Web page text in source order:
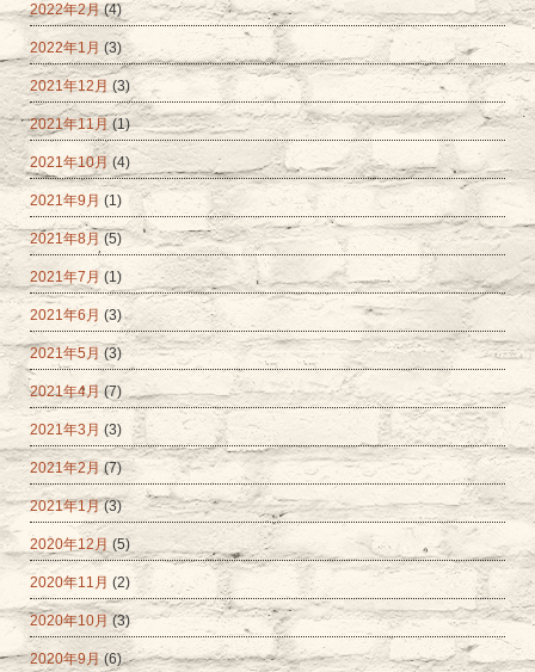
2022年2月(4)
2022年1月 (3)
2021年12月 (3)
2021年11月(1)
2021年10月 (4)
2021年9月 (1)
2021年8月 (5)
2021年7月 (1)
2021年6月 (3)
2021年5月 (3)
2021年4月(7)
2021年3月 (3)
2021年2月(7)
2021年1月(3)
2020年12月 (5)
2020年11月 (2)
2020年10月 (3)
2020年9月(6)